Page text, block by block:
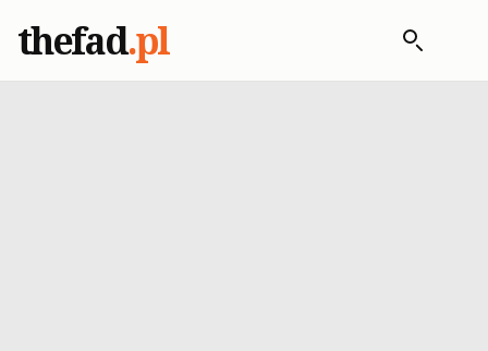
thefad.pl